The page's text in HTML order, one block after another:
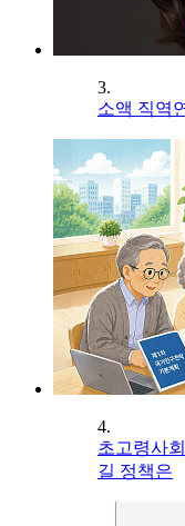
3.
소액 직역
4.
초고령사
길 정책은